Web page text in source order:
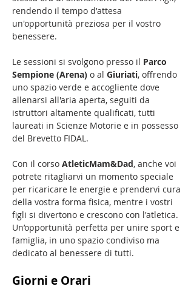
rendendo il tempo d'attesa
un'opportunità preziosa per il vostro
benessere.
Le sessioni si svolgono presso il Parco
Sempione (Arena) o al Giuriati, offrendo
uno spazio verde e accogliente dove
allenarsi all'aria aperta, seguiti da
istruttori altamente qualificati, tutti
laureati in Scienze Motorie e in possesso
del Brevetto FIDAL.
Con il corso AtleticMam&Dad, anche voi
potrete ritagliarvi un momento speciale
per ricaricare le energie e prendervi cura
della vostra forma fisica, mentre i vostri
figli si divertono e crescono con l'atletica.
Un’opportunità perfetta per unire sport e
famiglia, in uno spazio condiviso ma
dedicato al benessere di tutti.
Giorni e Orari